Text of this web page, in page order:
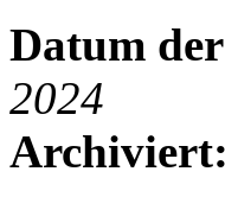
Datum
2024
Archiviert: